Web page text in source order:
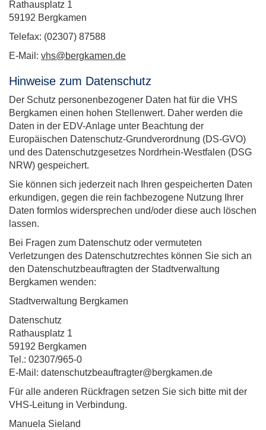
Rathausplatz 1
59192 Bergkamen
Telefax: (02307) 87588
E-Mail: vhs@bergkamen.de
Hinweise zum Datenschutz
Der Schutz personenbezogener Daten hat für die VHS
Bergkamen einen hohen Stellenwert. Daher werden die
Daten in der EDV-Anlage unter Beachtung der
Europäischen Datenschutz-Grundverordnung (DS-GVO)
und des Datenschutzgesetzes Nordrhein-Westfalen (DSG
NRW) gespeichert.
Sie können sich jederzeit nach Ihren gespeicherten Daten
erkundigen, gegen die rein fachbezogene Nutzung Ihrer
Daten formlos widersprechen und/oder diese auch löschen
lassen.
Bei Fragen zum Datenschutz oder vermuteten
Verletzungen des Datenschutzrechtes können Sie sich an
den Datenschutzbeauftragten der Stadtverwaltung
Bergkamen wenden:
Stadtverwaltung Bergkamen
Datenschutz
Rathausplatz 1
59192 Bergkamen
Tel.: 02307/965-0
E-Mail: datenschutzbeauftragter@bergkamen.de
Für alle anderen Rückfragen setzen Sie sich bitte mit der
VHS-Leitung in Verbindung.
Manuela Sieland